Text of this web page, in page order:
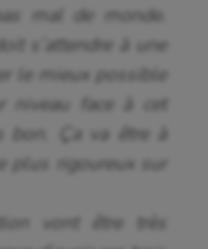
mal de monde.
s’attendre à une
le mieux possible
niveau face à cet
Ça va être à
plus rigoureux sur
vont être très